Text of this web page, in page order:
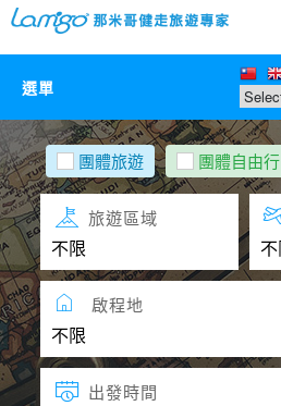
選單
那米哥莊園
中國
日本
亞洲韓國
歐美紐澳
團體旅遊 團體自由行
旅遊區域
啟程地
出發時間